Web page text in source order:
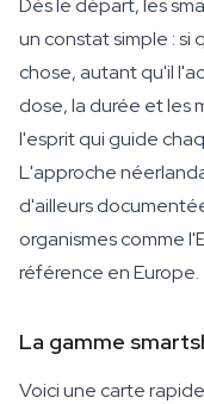
Dès le départ, les
un constat simple : si
chose, autant qu'il
dose, la durée et les
l'esprit qui guide
L'approche
d'ailleurs
organismes comme
référence en Europe.
La gamme
Voici une carte